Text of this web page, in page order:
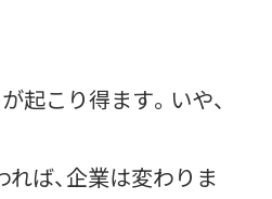
起こり得ます。いや、
ば、企業は変わりま